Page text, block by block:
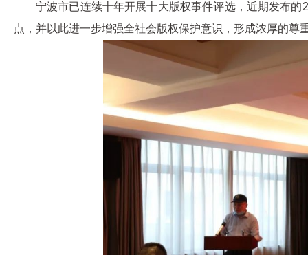
宁波市已连续十年开展十大版权事件评选，近期发布
点，并以此进一步增强全社会版权保护意识，形成浓厚的尊